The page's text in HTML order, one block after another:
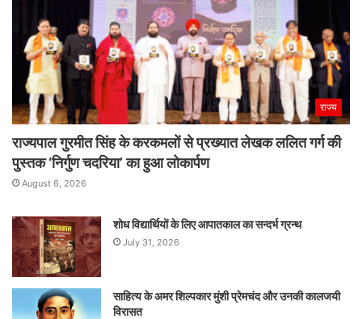
राज्य
राज्यपाल गुरमीत सिंह के करकमलों से प्रख्यात लेखक ललित गर्ग की
पुस्तक ‘निर्गुण चदरिया’ का हुआ लोकार्पण
August 6, 2026
शोध विद्यार्थियों के लिए आपातकाल का सन्दर्भ ग्रन्थ
July 31, 2026
साहित्य के अमर शिल्पकार मुंशी प्रेमचंद और उनकी कालजयी
विरासत